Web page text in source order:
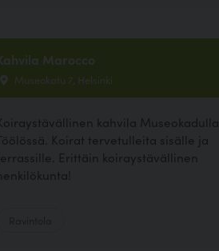
Marocco
Museokatu 7, Helsinki
kahvila Museokadulla
Koirat tervetulleita sisälle ja
Erittäin koiraystävällinen
henkilökunta!